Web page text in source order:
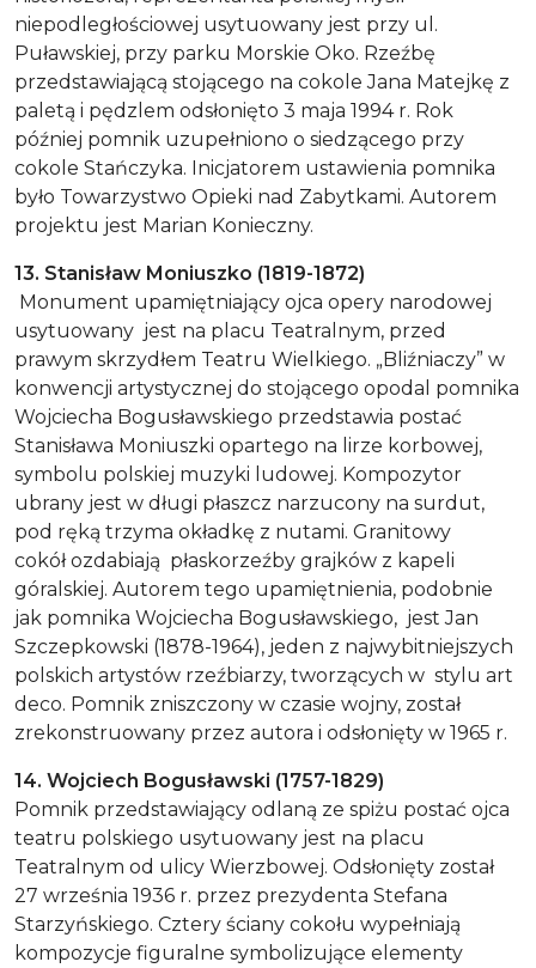
niepodległościowej usytuowany jest przy ul.
Puławskiej, przy parku Morskie Oko. Rzeźbę
przedstawiającą stojącego na cokole Jana Matejkę z
paletą i pędzlem odsłonięto 3 maja 1994 r. Rok
później pomnik uzupełniono o siedzącego przy
cokole Stańczyka. Inicjatorem ustawienia pomnika
było Towarzystwo Opieki nad Zabytkami. Autorem
projektu jest Marian Konieczny.
13. Stanisław Moniuszko (1819-1872)
Monument upamiętniający ojca opery narodowej
usytuowany jest na placu Teatralnym, przed
prawym skrzydłem Teatru Wielkiego. „Bliźniaczy” w
konwencji artystycznej do stojącego opodal pomnika
Wojciecha Bogusławskiego przedstawia postać
Stanisława Moniuszki opartego na lirze korbowej,
symbolu polskiej muzyki ludowej. Kompozytor
ubrany jest w długi płaszcz narzucony na surdut,
pod ręką trzyma okładkę z nutami. Granitowy
cokół ozdabiają płaskorzeźby grajków z kapeli
góralskiej. Autorem tego upamiętnienia, podobnie
jak pomnika Wojciecha Bogusławskiego, jest Jan
Szczepkowski (1878-1964), jeden z najwybitniejszych
polskich artystów rzeźbiarzy, tworzących w stylu art
deco. Pomnik zniszczony w czasie wojny, został
zrekonstruowany przez autora i odsłonięty w 1965 r.
14. Wojciech Bogusławski (1757-1829)
Pomnik przedstawiający odlaną ze spiżu postać ojca
teatru polskiego usytuowany jest na placu
Teatralnym od ulicy Wierzbowej. Odsłonięty został
27 września 1936 r. przez prezydenta Stefana
Starzyńskiego. Cztery ściany cokołu wypełniają
kompozycje figuralne symbolizujące elementy